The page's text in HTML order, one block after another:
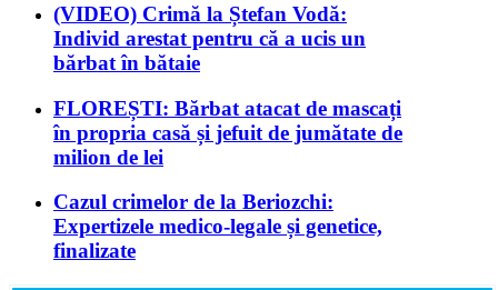
(VIDEO) Crimă la Ștefan Vodă:
Individ arestat pentru că a ucis un
bărbat în bătaie
FLOREȘTI: Bărbat atacat de mascați
în propria casă și jefuit de jumătate de
milion de lei
Cazul crimelor de la Beriozchi:
Expertizele medico-legale și genetice,
finalizate